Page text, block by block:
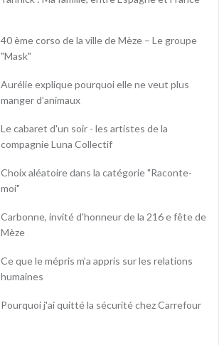
40 ème corso de la ville de Mèze – Le groupe
"Mask"
Aurélie explique pourquoi elle ne veut plus
manger d’animaux
Le cabaret d'un soir - les artistes de la
compagnie Luna Collectif
Choix aléatoire dans la catégorie "Raconte-
moi"
Carbonne, invité d'honneur de la 216 e fête de
Mèze
Ce que le mépris m’a appris sur les relations
humaines
Pourquoi j'ai quitté la sécurité chez Carrefour